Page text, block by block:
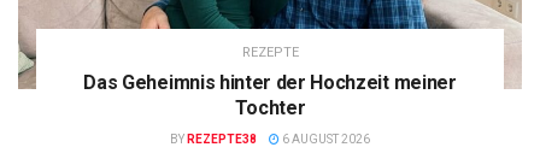
REZEPTE
Das Geheimnis hinter der Hochzeit meiner
Tochter
BY REZEPTE38 6 AUGUST 2026